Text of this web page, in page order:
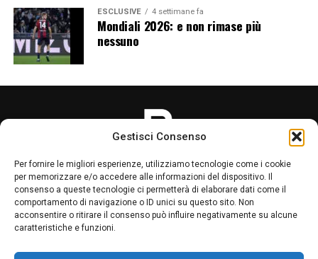
Gestisci Consenso
Per fornire le migliori esperienze, utilizziamo tecnologie come i cookie
per memorizzare e/o accedere alle informazioni del dispositivo. Il
consenso a queste tecnologie ci permetterà di elaborare dati come il
comportamento di navigazione o ID unici su questo sito. Non
acconsentire o ritirare il consenso può influire negativamente su alcune
caratteristiche e funzioni.
Per Impresa Edile F.lli Iaria, diventare Premium Partner
rappresenta un importante riconoscimento del
percorso avviato nel 2024. Per il Bologna, invece, il
rinnovo permette di proseguire al fianco di un’azienda
campionato 2026/27 con una collaborazione ancora più
stretta. Un’intesa che unisce sport, territorio e
imprenditoria e che conferma il ruolo del Bologna FC
come punto di riferimento non soltanto per i tifosi, ma
anche per numerose realtà economiche della città e
della provincia.
ESCLUSIVE 4 settimane fa
Mondiali 2026: e non rimase più
nessuno
LA REDAZIONE PRIVACY POLICY